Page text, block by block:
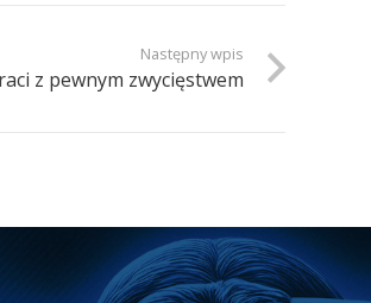
Następny wpis
z pewnym zwycięstwem